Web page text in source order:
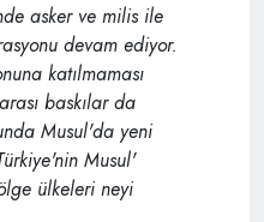
asker ve milis ile
devam ediyor.
katılmaması
baskılar da
Musul'da yeni
Musul'
ülkeleri neyi